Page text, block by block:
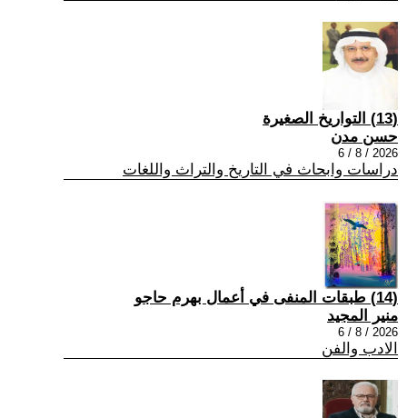
(13) التواريخ الصغيرة
حسن مدن
2026 / 8 / 6
دراسات وابحاث في التاريخ والتراث واللغات
(14) طبقات المنفى في أعمال بهرم حاجو
منير المجيد
2026 / 8 / 6
الادب والفن